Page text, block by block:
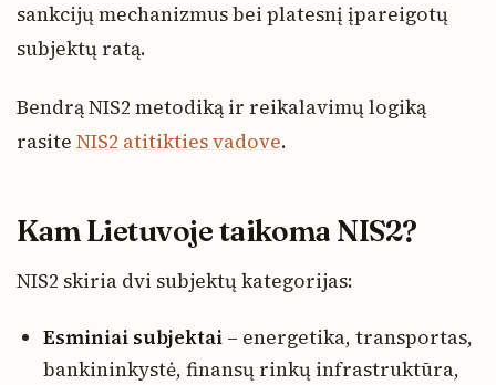
sankcijų mechanizmus bei platesnį įpareigotų
subjektų ratą.
Bendrą NIS2 metodiką ir reikalavimų logiką
rasite NIS2 atitikties vadove.
Kam Lietuvoje taikoma NIS2?
NIS2 skiria dvi subjektų kategorijas:
Esminiai subjektai – energetika, transportas,
bankininkystė, finansų rinkų infrastruktūra,